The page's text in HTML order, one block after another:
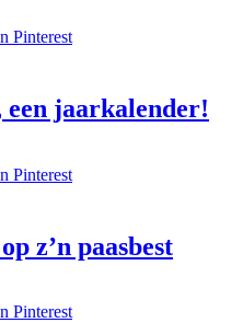
Pinterest
een jaarkalender!
Pinterest
z’n paasbest
Pinterest